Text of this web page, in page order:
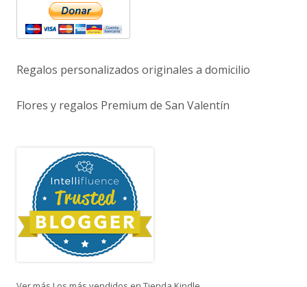
Regalos personalizados originales a domicilio
Flores y regalos Premium de San Valentín